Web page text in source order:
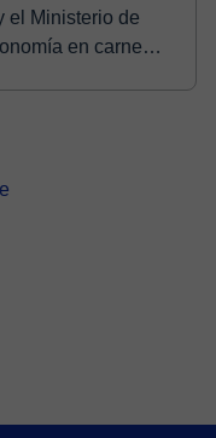
el Ministerio de
en carne